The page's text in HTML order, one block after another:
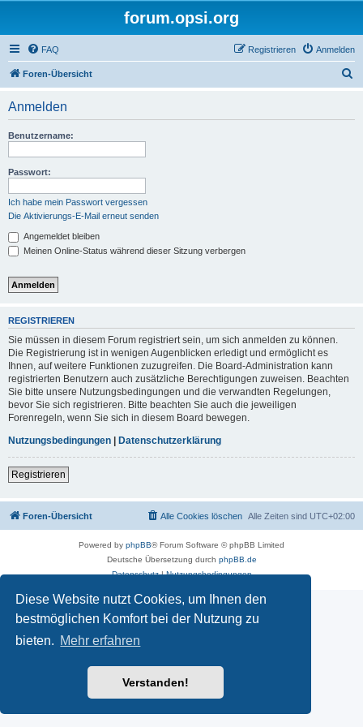
Diese Website nutzt Cookies, um Ihnen den
bestmöglichen Komfort bei der Nutzung zu
bieten. Mehr erfahren
Verstanden!
forum.opsi.org
FAQ Anmelden
Registrieren
Foren-Übersicht
Anmelden
Benutzername:
Passwort:
Ich habe mein Passwort vergessen
Die Aktivierungs-E-Mail erneut senden
Angemeldet bleiben
Meinen Online-Status während dieser Sitzung verbergen
REGISTRIEREN
Sie müssen in diesem Forum registriert sein, um sich anmelden zu können.
Die Registrierung ist in wenigen Augenblicken erledigt und ermöglicht es
Ihnen, auf weitere Funktionen zuzugreifen. Die Board-Administration kann
registrierten Benutzern auch zusätzliche Berechtigungen zuweisen. Beachten
Sie bitte unsere Nutzungsbedingungen und die verwandten Regelungen,
bevor Sie sich registrieren. Bitte beachten Sie auch die jeweiligen
Forenregeln, wenn Sie sich in diesem Board bewegen.
Nutzungsbedingungen | Datenschutzerklärung
Registrieren
Foren-Übersicht Alle Zeiten sind UTC+02:00
Alle Cookies löschen
Powered by phpBB® Forum Software © phpBB Limited
Deutsche Übersetzung durch phpBB.de
Datenschutz|Nutzungsbedingungen